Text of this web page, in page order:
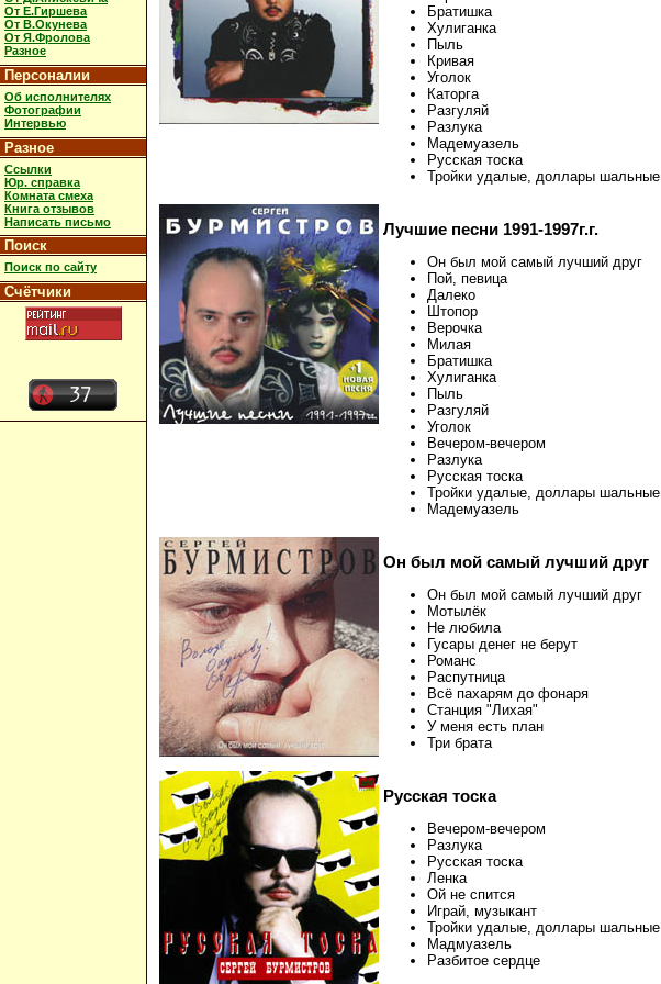
От Е.Гиршева
От В.Окунева
От Я.Фролова
Разное
Персоналии
Об исполнителях
Фотографии
Интервью
Разное
Ссылки
Юр. справка
Комната смеха
Книга отзывов
Написать письмо
Поиск
Поиск по сайту
Счётчики
Братишка
Хулиганка
Пыль
Кривая
Уголок
Каторга
Разгуляй
Разлука
Мадемуазель
Русская тоска
Тройки удалые, доллары шальные
Лучшие песни 1991-1997г.г.
Он был мой самый лучший друг
Пой, певица
Далеко
Штопор
Верочка
Милая
Братишка
Хулиганка
Пыль
Разгуляй
Уголок
Вечером-вечером
Разлука
Русская тоска
Тройки удалые, доллары шальные
Мадемуазель
Он был мой самый лучший друг
Он был мой самый лучший друг
Мотылёк
Не любила
Гусары денег не берут
Романс
Распутница
Всё пахарям до фонаря
Станция "Лихая"
У меня есть план
Три брата
Русская тоска
Вечером-вечером
Разлука
Русская тоска
Ленка
Ой не спится
Играй, музыкант
Тройки удалые, доллары шальные
Мадмуазель
Разбитое сердце